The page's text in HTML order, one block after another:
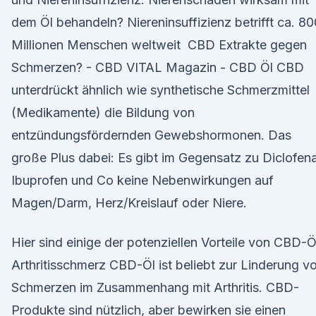
dem Öl behandeln? Niereninsuffizienz betrifft ca.
Millionen Menschen weltweit CBD Extrakte gegen
Schmerzen? - CBD VITAL Magazin - CBD Öl CBD
unterdrückt ähnlich wie synthetische Schmerzmittel
(Medikamente) die Bildung von
entzündungsfördernden Gewebshormonen. Das
große Plus dabei: Es gibt im Gegensatz zu
Ibuprofen und Co keine Nebenwirkungen auf
Magen/Darm, Herz/Kreislauf oder Niere.
Hier sind einige der potenziellen Vorteile von CBD-
Arthritisschmerz CBD-Öl ist beliebt zur Linderung
Schmerzen im Zusammenhang mit Arthritis. CBD-
Produkte sind nützlich, aber bewirken sie einen